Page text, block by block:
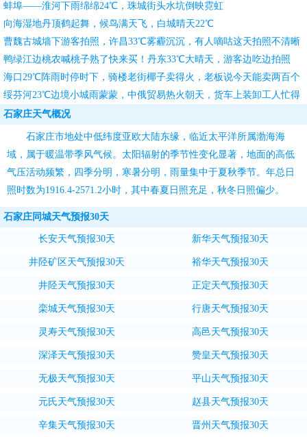
蚌埠——淮河下雨绵绵24℃，珠城街头水坑倒映霓虹
向海湿地丹顶鹤起舞，候鸟满天飞，白城晴天22℃
曹魏古城墙下游客拍照，许昌33℃雾霾沉沉，有人嘀咕这天拍照不清晰
鸭绿江边桃农喊桃子熟了快来买！丹东33℃大晴天，游客边吃边拍照
海口29℃阵雨时停时下，骑楼老街椰子卖得火，老板说今天能卖两百个
绥芬河23℃边境小城雨蒙蒙，中俄贸易热火朝天，货车上装卸工人忙得
团团转
石家庄天气概况
石家庄市地处中低纬度亚欧大陆东缘，临近太平洋所属渤海海
域，属于暖温带季风气候。太阳辐射的季节性变化显著，地面的高低
气压活动频繁，四季分明，寒暑分明，雨量集中于夏秋季节。年总日
照时数为1916.4-2571.2小时，其中春夏日照充足，秋冬日照偏少。
石家庄同城天气预报30天
长安天气预报30天 新华天气预报30天
井陉矿区天气预报30天 裕华天气预报30天
井陉天气预报30天 正定天气预报30天
栾城天气预报30天 行唐天气预报30天
灵寿天气预报30天 高邑天气预报30天
深泽天气预报30天 赞皇天气预报30天
无极天气预报30天 平山天气预报30天
元氏天气预报30天 赵县天气预报30天
辛集天气预报30天 晋州天气预报30天